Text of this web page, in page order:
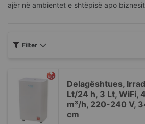
ajër në ambientet e shtëpisë apo
Delagështues,
Lt/24 h, 3 Lt, WiFi,
m³/h, 220-240 V,
cm
Filter